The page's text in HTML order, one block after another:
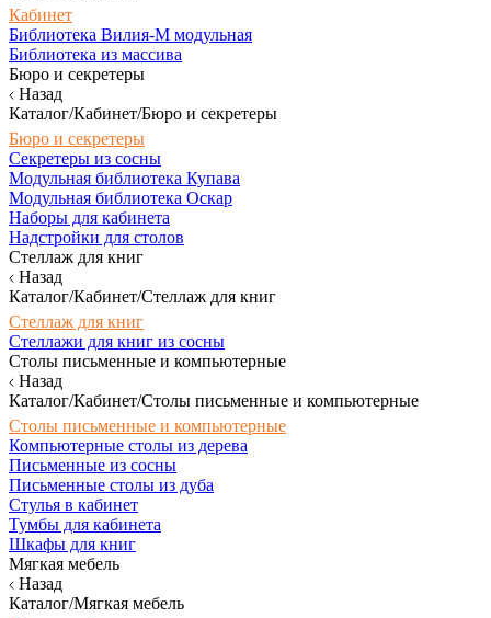
Кабинет
Библиотека Вилия-М модульная
Библиотека из массива
Бюро и секретеры
Назад
Каталог/Кабинет/Бюро и секретеры
Бюро и секретеры
Секретеры из сосны
Модульная библиотека Купава
Модульная библиотека Оскар
Наборы для кабинета
Надстройки для столов
Стеллаж для книг
Назад
Каталог/Кабинет/Стеллаж для книг
Стеллаж для книг
Стеллажи для книг из сосны
Столы письменные и компьютерные
Назад
Каталог/Кабинет/Столы письменные и компьютерные
Столы письменные и компьютерные
Компьютерные столы из дерева
Письменные из сосны
Письменные столы из дуба
Стулья в кабинет
Тумбы для кабинета
Шкафы для книг
Мягкая мебель
Назад
Каталог/Мягкая мебель